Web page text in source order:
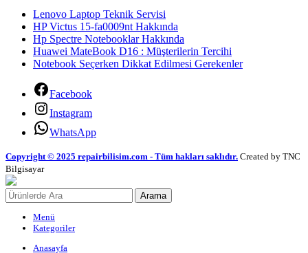
Lenovo Laptop Teknik Servisi
HP Victus 15-fa0009nt Hakkında
Hp Spectre Notebooklar Hakkında
Huawei MateBook D16 : Müşterilerin Tercihi
Notebook Seçerken Dikkat Edilmesi Gerekenler
Facebook
Instagram
WhatsApp
Copyright © 2025 repairbilisim.com - Tüm hakları saklıdır. Created by TNC
Bilgisayar
Arama
Menü
Kategoriler
Anasayfa